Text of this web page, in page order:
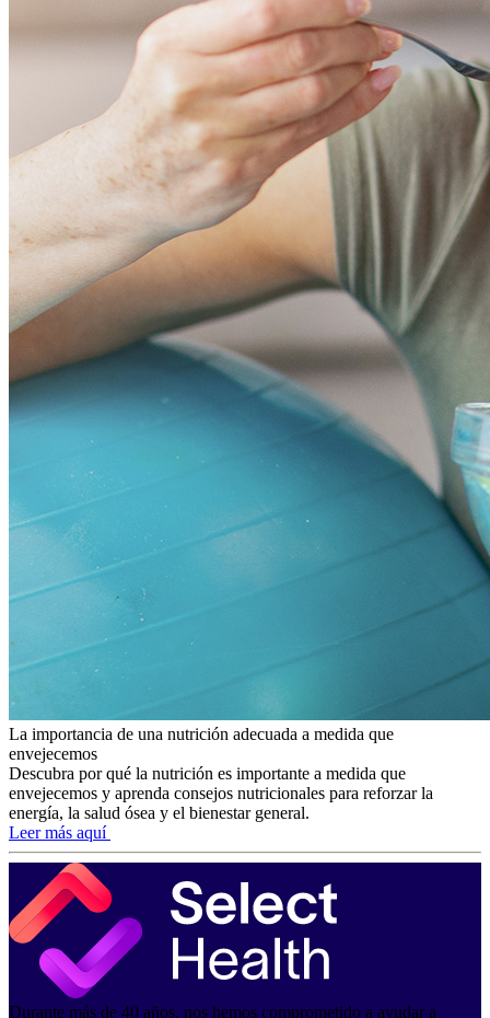
La importancia de una nutrición adecuada a medida que
envejecemos
Descubra por qué la nutrición es importante a medida que
envejecemos y aprenda consejos nutricionales para reforzar la
energía, la salud ósea y el bienestar general.
Leer más aquí
Durante más de 40 años, nos hemos comprometido a ayudar a